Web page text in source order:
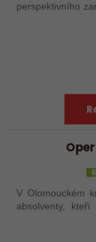
perspektivního
na správném
V Olomouckém
absolventy, kteří startují
dozvědět více,